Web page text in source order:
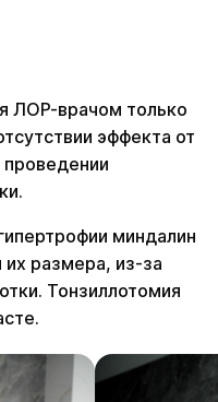
ЛОР-врачом только
эффекта от
миндалин
размера, из-за
Тонзиллотомия